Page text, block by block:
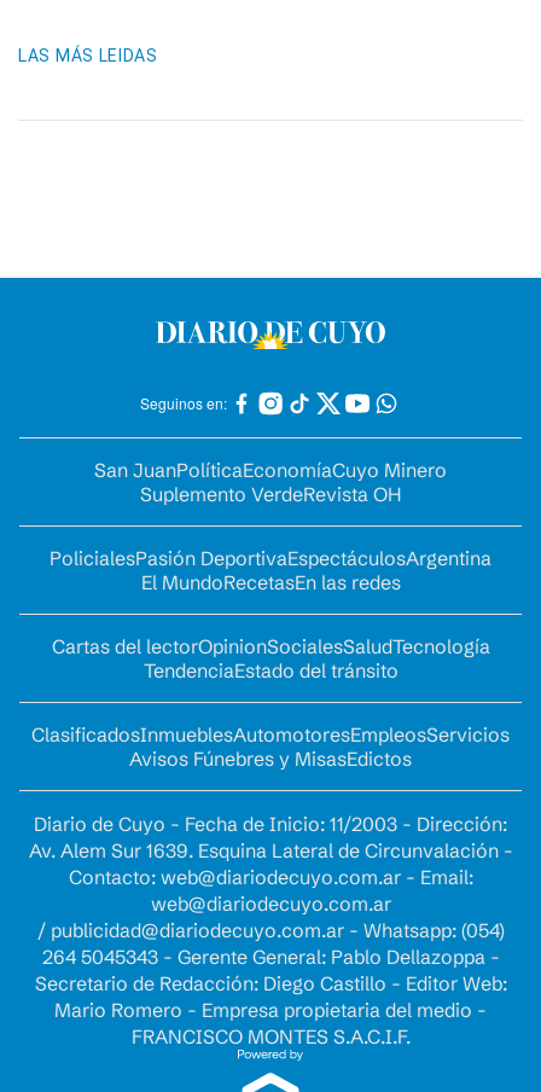
LAS MÁS LEIDAS
Seguinos en:
San JuanPolíticaEconomíaCuyo Minero
Suplemento VerdeRevista OH
PolicialesPasión DeportivaEspectáculosArgentina
El MundoRecetasEn las redes
Cartas del lectorOpinionSocialesSaludTecnología
TendenciaEstado del tránsito
ClasificadosInmueblesAutomotoresEmpleosServicios
Avisos Fúnebres y MisasEdictos
Diario de Cuyo - Fecha de Inicio: 11/2003 - Dirección:
Av. Alem Sur 1639. Esquina Lateral de Circunvalación -
Contacto: web@diariodecuyo.com.ar- Email:
web@diariodecuyo.com.ar
/ publicidad@diariodecuyo.com.ar- Whatsapp: (054)
264 5045343 - Gerente General: Pablo Dellazoppa -
Secretario de Redacción: Diego Castillo - Editor Web:
Mario Romero - Empresa propietaria del medio -
FRANCISCO MONTES S.A.C.I.F.